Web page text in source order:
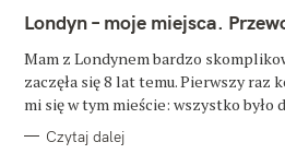
T
E
O
R
I
Londyn – moje miejsca.
Mam z Londynem bardzo
zaczęła się 8 lat temu. Pierwszy raz
mi się w tym mieście: wszystko było
Czytaj dalej